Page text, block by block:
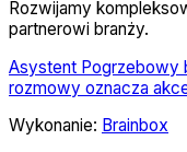
Rozwijamy
partnerowi branży.
Asystent Pogrzebowy
rozmowy oznacza
Wykonanie: Brainbox